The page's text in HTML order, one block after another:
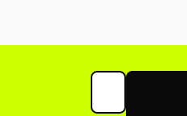
Seu email para